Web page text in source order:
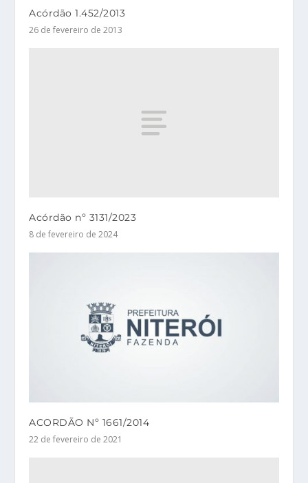
Acórdão 1.452/2013
26 de fevereiro de 2013
Acórdão nº 3131/2023
8 de fevereiro de 2024
ACORDÃO Nº 1661/2014
22 de fevereiro de 2021